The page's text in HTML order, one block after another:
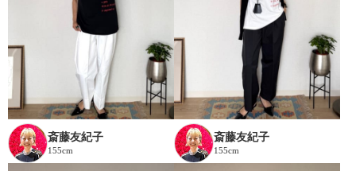
斎藤友紀子
155cm
斎藤友紀子
155cm